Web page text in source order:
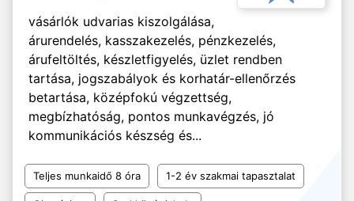
vásárlók udvarias kiszolgálása,
árurendelés, kasszakezelés, pénzkezelés,
árufeltöltés, készletfigyelés, üzlet rendben
tartása, jogszabályok és korhatár-ellenőrzés
betartása, középfokú végzettség,
megbízhatóság, pontos munkavégzés, jó
kommunikációs készség és...
Teljes munkaidő 8 óra 1-2 év szakmai tapasztalat